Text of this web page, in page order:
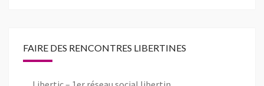
FAIRE DES RENCONTRES LIBERTINES